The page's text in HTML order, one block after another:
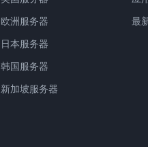
欧洲服务器
日本服务器
韩国服务器
新加坡服务器
最